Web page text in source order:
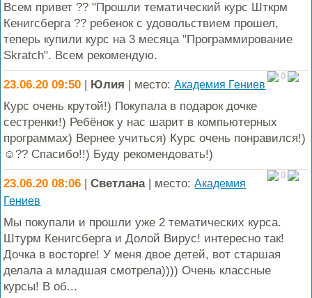
Всем привет ?? "Прошли тематический курс Шткрм
Кенигсберга ?? ребенок с удовольствием прошел,
теперь купили курс на 3 месяца "Программирование
Skratch". Всем рекомендую.
0
23.06.20 09:50 | Юлия | место:Академия Гениев
Курс очень крутой!) Покупала в подарок дочке
сестренки!) Ребёнок у нас шарит в компьютерных
программах) Вернее учиться) Курс очень понравился!)
☺️?? Спасибо!!) Буду рекомендовать!)
0
23.06.20 08:06 |Светлана| место:Академия
Гениев
Мы покупали и прошли уже 2 тематических курса.
Штурм Кенигсберга и Долой Вирус! интересно так!
Дочка в восторге! У меня двое детей, вот старшая
делала а младшая смотрела)))) Очень классные
курсы! В об...